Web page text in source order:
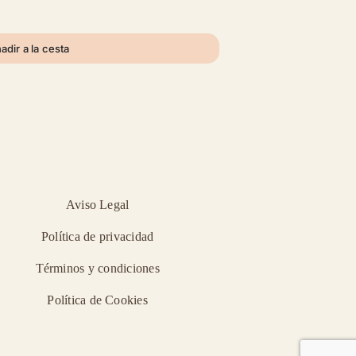
a la cesta
Aviso Legal
Política de privacidad
Términos y condiciones
Política de Cookies